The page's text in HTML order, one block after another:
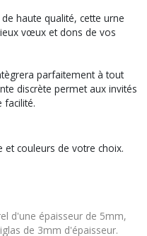
haute qualité, cette urne
vœux et dons de vos
parfaitement à tout
discrète permet aux invités
facilité.
et couleurs de votre choix.
d'une épaisseur de 5mm,
de 3mm d'épaisseur.